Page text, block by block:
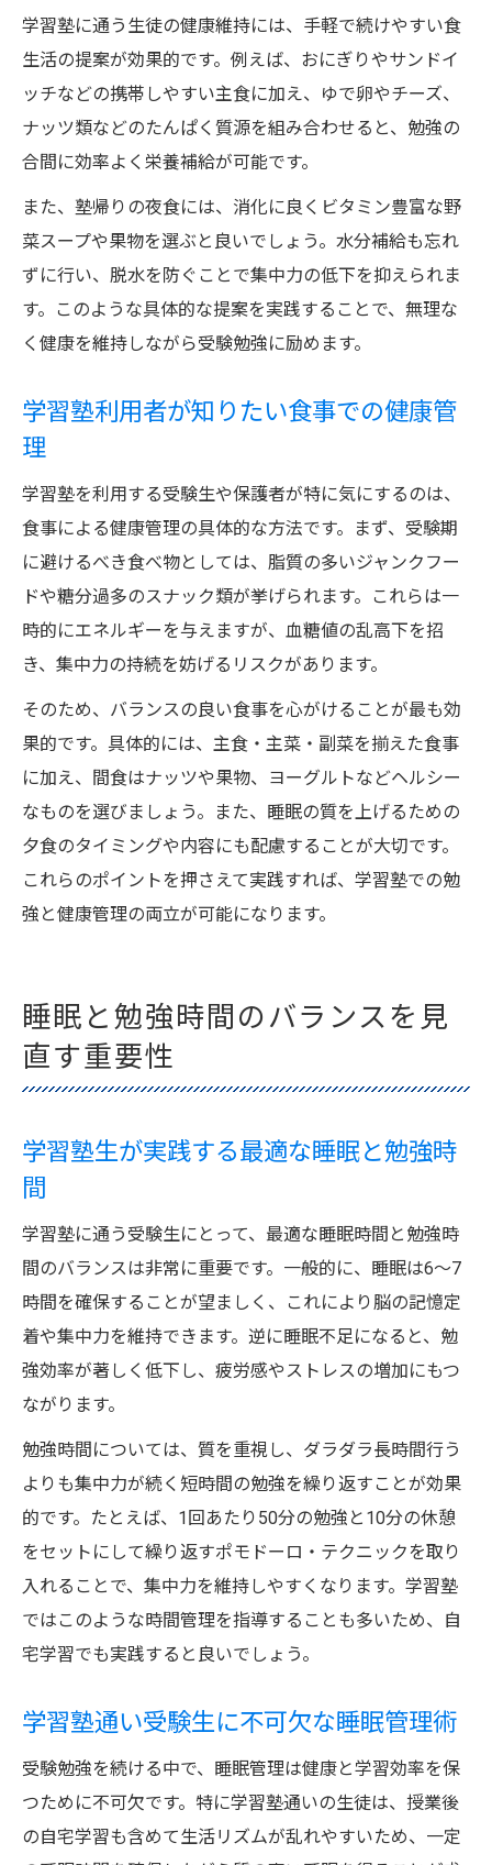
学習塾に通う生徒の健康維持には、手軽で続けやすい食
生活の提案が効果的です。例えば、おにぎりやサンドイ
ッチなどの携帯しやすい主食に加え、ゆで卵やチーズ、
ナッツ類などのたんぱく質源を組み合わせると、勉強の
合間に効率よく栄養補給が可能です。
また、塾帰りの夜食には、消化に良くビタミン豊富な野
菜スープや果物を選ぶと良いでしょう。水分補給も忘れ
ずに行い、脱水を防ぐことで集中力の低下を抑えられま
す。このような具体的な提案を実践することで、無理な
く健康を維持しながら受験勉強に励めます。
学習塾利用者が知りたい食事での健康管
理
学習塾を利用する受験生や保護者が特に気にするのは、
食事による健康管理の具体的な方法です。まず、受験期
に避けるべき食べ物としては、脂質の多いジャンクフー
ドや糖分過多のスナック類が挙げられます。これらは一
時的にエネルギーを与えますが、血糖値の乱高下を招
き、集中力の持続を妨げるリスクがあります。
そのため、バランスの良い食事を心がけることが最も効
果的です。具体的には、主食・主菜・副菜を揃えた食事
に加え、間食はナッツや果物、ヨーグルトなどヘルシー
なものを選びましょう。また、睡眠の質を上げるための
夕食のタイミングや内容にも配慮することが大切です。
これらのポイントを押さえて実践すれば、学習塾での勉
強と健康管理の両立が可能になります。
睡眠と勉強時間のバランスを見
直す重要性
学習塾生が実践する最適な睡眠と勉強時
間
学習塾に通う受験生にとって、最適な睡眠時間と勉強時
間のバランスは非常に重要です。一般的に、睡眠は6～7
時間を確保することが望ましく、これにより脳の記憶定
着や集中力を維持できます。逆に睡眠不足になると、勉
強効率が著しく低下し、疲労感やストレスの増加にもつ
ながります。
勉強時間については、質を重視し、ダラダラ長時間行う
よりも集中力が続く短時間の勉強を繰り返すことが効果
的です。たとえば、1回あたり50分の勉強と10分の休憩
をセットにして繰り返すポモドーロ・テクニックを取り
入れることで、集中力を維持しやすくなります。学習塾
ではこのような時間管理を指導することも多いため、自
宅学習でも実践すると良いでしょう。
学習塾通い受験生に不可欠な睡眠管理術
受験勉強を続ける中で、睡眠管理は健康と学習効率を保
つために不可欠です。特に学習塾通いの生徒は、授業後
の自宅学習も含めて生活リズムが乱れやすいため、一定